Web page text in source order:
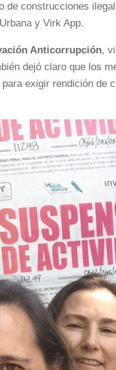
de construcciones
y Virk App.
Anticorrupción,
dejó claro que los
exigir rendición de